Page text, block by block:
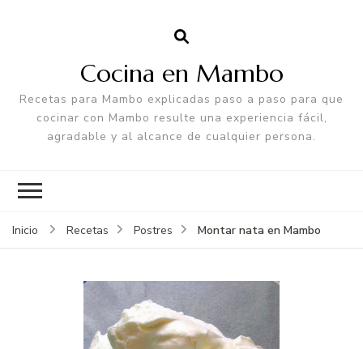
Cocina en Mambo
Recetas para Mambo explicadas paso a paso para que
cocinar con Mambo resulte una experiencia fácil,
agradable y al alcance de cualquier persona.
Inicio Recetas Postres Montar nata en Mambo